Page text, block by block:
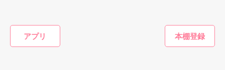
アプリ
運命の再会を選んだ………
す。
もっと見る